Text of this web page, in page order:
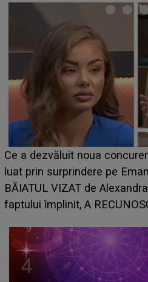
HOROSCOP de weekend, 8-
care riscă să rămână fără
grabă îi aduce pierderi
planurile peste cap